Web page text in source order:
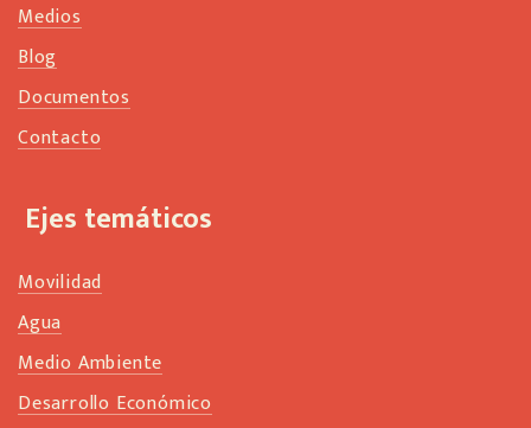
Medios
Blog
Documentos
Contacto
Ejes temáticos
Movilidad
Agua
Medio Ambiente
Desarrollo Económico